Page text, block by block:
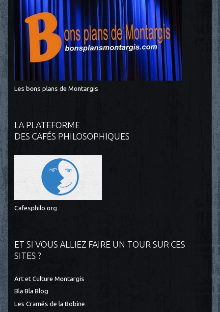
Les bons plans de Montargis
LA PLATEFORME
DES CAFÉS PHILOSOPHIQUES
Cafesphilo.org
ET SI VOUS ALLIEZ FAIRE UN TOUR SUR CES
SITES ?
Art et Culture Montargis
Bla Bla Blog
Les Cramés de la Bobine